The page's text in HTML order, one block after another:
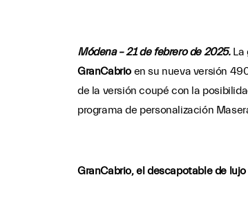
Módena – 21 de febrero de 2025.La
GranCabrioen su nueva versión
de la versión coupé con la
programa de personalización
GranCabrio, el descapotable de